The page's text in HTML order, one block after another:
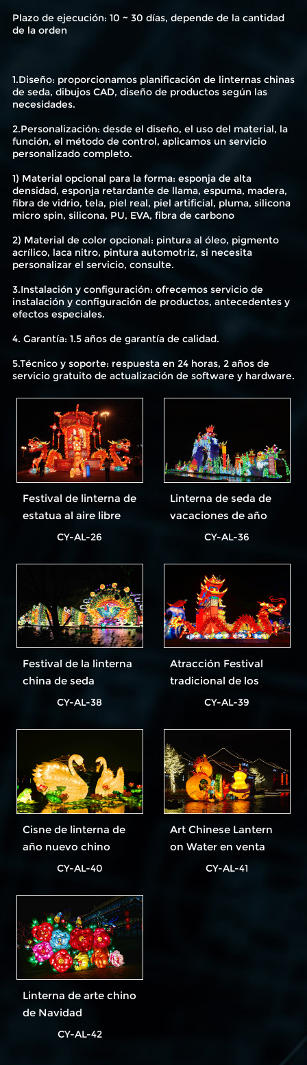
Plazo de ejecución: 10 ~ 30 días, depende de la cantidad
de la orden
1.Diseño: proporcionamos planificación de linternas chinas
de seda, dibujos CAD, diseño de productos según las
necesidades.
2.Personalización: desde el diseño, el uso del material, la
función, el método de control, aplicamos un servicio
personalizado completo.
1) Material opcional para la forma: esponja de alta
densidad, esponja retardante de llama, espuma, madera,
fibra de vidrio, tela, piel real, piel artificial, pluma, silicona
micro spin, silicona, PU, ​​EVA, fibra de carbono
2) Material de color opcional: pintura al óleo, pigmento
acrílico, laca nitro, pintura automotriz, si necesita
personalizar el servicio, consulte.
3.Instalación y configuración: ofrecemos servicio de
instalación y configuración de productos, antecedentes y
efectos especiales.
4. Garantía: 1.5 años de garantía de calidad.
5.Técnico y soporte: respuesta en 24 horas, 2 años de
servicio gratuito de actualización de software y hardware.
Festival de linterna de
estatua al aire libre
hecha a mano
CY-AL-26
Linterna de seda de
vacaciones de año
nuevo chino al aire
CY-AL-36
Festival de la linterna
china de seda
CY-AL-38
Atracción Festival
tradicional de los
faroles de seda
CY-AL-39
Cisne de linterna de
año nuevo chino
impermeable al aire
CY-AL-40
Art Chinese Lantern
on Water en venta
CY-AL-41
Linterna de arte chino
de Navidad
CY-AL-42